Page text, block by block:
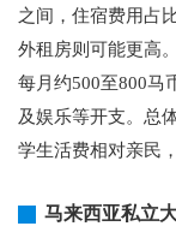
之间，住宿费用占
外租房则可能更高
每月约500至800马
及娱乐等开支。总
学生活费相对亲民
马来西亚私立